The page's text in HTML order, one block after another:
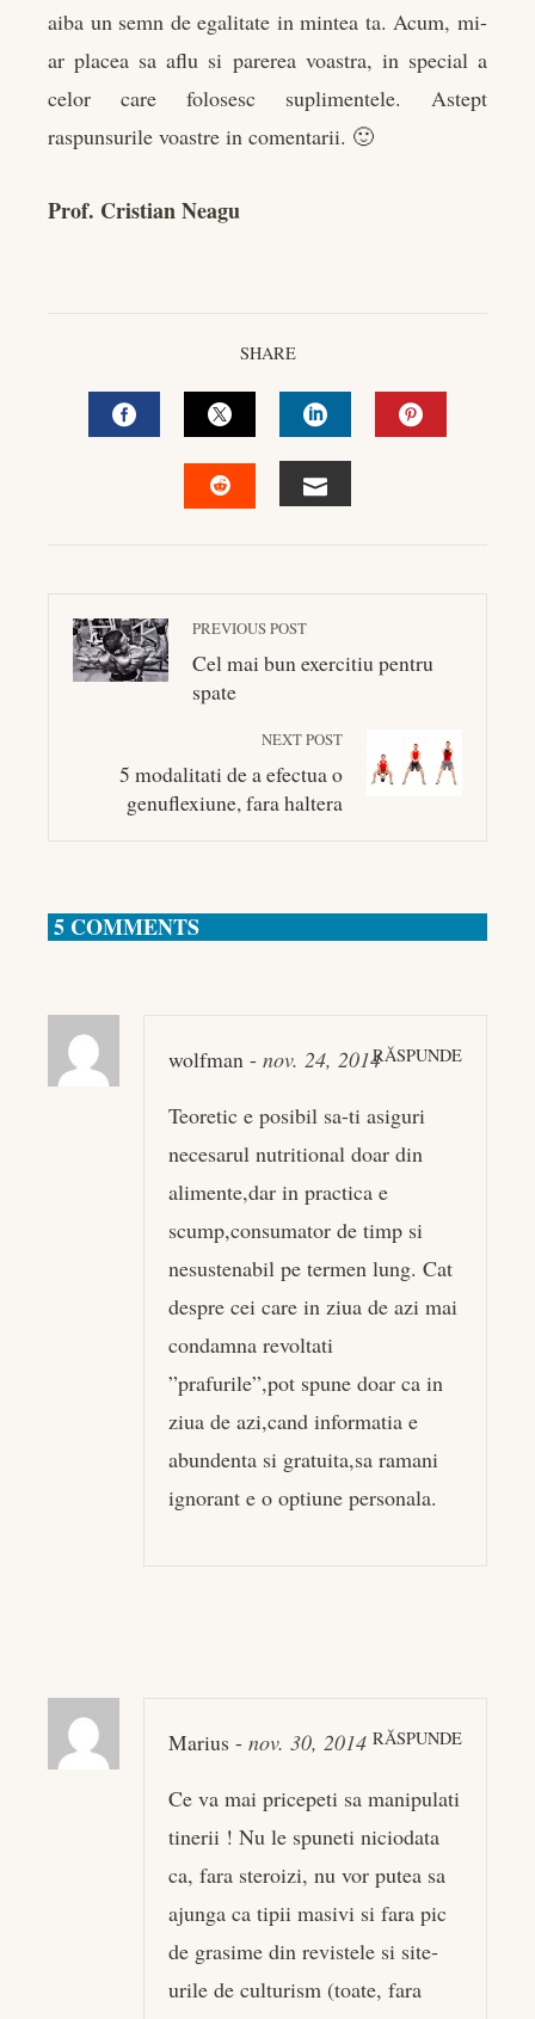
aiba un semn de egalitate in mintea ta. Acum, mi-
ar placea sa aflu si parerea voastra, in special a
celor care folosesc suplimentele. Astept
raspunsurile voastre in comentarii. 🙂
Prof. Cristian Neagu
SHARE
FACEBOOKTWITTERLINKEDIN
PREVIOUS POST
Cel mai bun exercitiu pentru
spate
NEXT POST
5 modalitati de a efectua o
genuflexiune, fara haltera
5 COMMENTS
wolfman - nov. 24, 2014RĂSPUNDE
Teoretic e posibil sa-ti asiguri
necesarul nutritional doar din
alimente,dar in practica e
scump,consumator de timp si
nesustenabil pe termen lung. Cat
despre cei care in ziua de azi mai
condamna revoltati
”prafurile”,pot spune doar ca in
ziua de azi,cand informatia e
abundenta si gratuita,sa ramani
ignorant e o optiune personala.
Marius - nov. 30, 2014 RĂSPUNDE
Ce va mai pricepeti sa manipulati
tinerii ! Nu le spuneti niciodata
ca, fara steroizi, nu vor putea sa
ajunga ca tipii masivi si fara pic
de grasime din revistele si site-
urile de culturism (toate, fara